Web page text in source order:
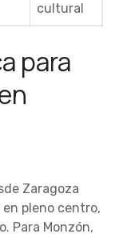
cultural
para
Zaragoza
pleno centro,
Para Monzón,